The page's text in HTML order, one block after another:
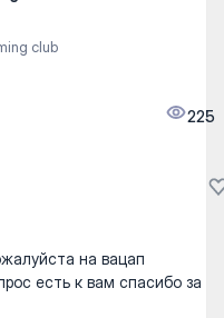
club
225
на вацап
есть к вам спасибо за